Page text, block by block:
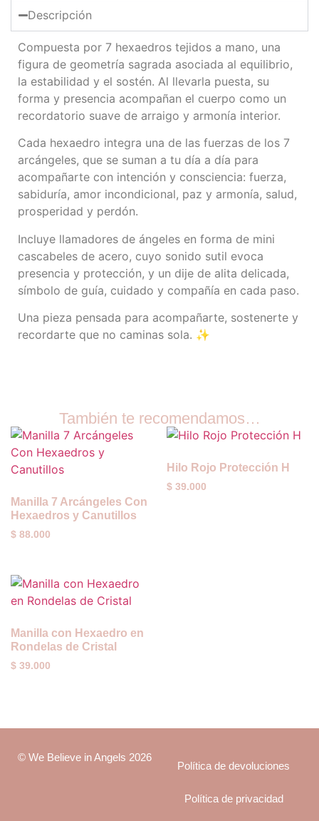
Descripción
Compuesta por 7 hexaedros tejidos a mano, una
figura de geometría sagrada asociada al equilibrio,
la estabilidad y el sostén. Al llevarla puesta, su
forma y presencia acompañan el cuerpo como un
recordatorio suave de arraigo y armonía interior.
Cada hexaedro integra una de las fuerzas de los 7
arcángeles, que se suman a tu día a día para
acompañarte con intención y consciencia: fuerza,
sabiduría, amor incondicional, paz y armonía, salud,
prosperidad y perdón.
Incluye llamadores de ángeles en forma de mini
cascabeles de acero, cuyo sonido sutil evoca
presencia y protección, y un dije de alita delicada,
símbolo de guía, cuidado y compañía en cada paso.
Una pieza pensada para acompañarte, sostenerte y
recordarte que no caminas sola. ✨
También te recomendamos…
Manilla 7 Arcángeles Con
Hexaedros y Canutillos
$ 88.000
Hilo Rojo Protección H
$ 39.000
Manilla con Hexaedro en
Rondelas de Cristal
$ 39.000
© We Believe in Angels 2026
Política de devoluciones
Política de privacidad